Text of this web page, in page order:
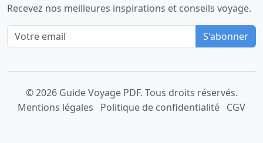
Recevez nos meilleures inspirations et conseils voyage.
S'abonner
© 2026 Guide Voyage PDF. Tous droits réservés.
Mentions légales
Politique de confidentialité CGV